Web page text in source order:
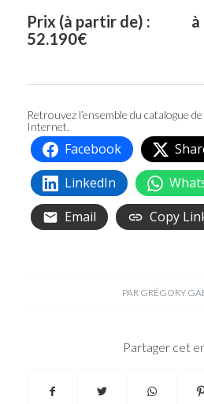
Prix (à partir de) : à
52.190€
Retrouvez l’ensemble du catalogue
Internet.
Facebook
LinkedIn
Email
Copy
PAR GRÉGORY
Partager cet